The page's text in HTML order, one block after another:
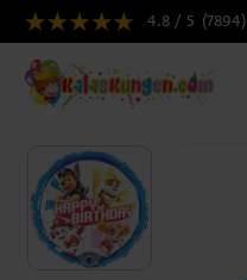
4.8 / 5 (7894)